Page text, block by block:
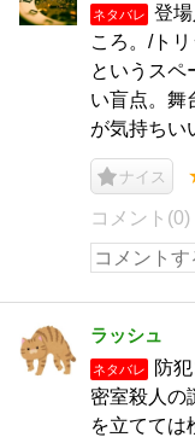
ネタバレ
登
ころ。/ト
というスペ
い盲点。舞
が気持ちい
ナイス
コメント(0)
ラッシュ
ネタバレ
防
密室殺人の
を立てては